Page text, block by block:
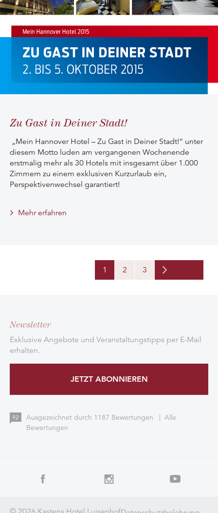
Zu Gast in Deiner Stadt!
„Mein Hannover Hotel – Zu Gast in Deiner Stadt!“ unter
diesem Motto luden am vergangenen Wochenende
erstmalig mehr als 30 Hotels mit insgesamt über 1.000
Zimmern zu einem exklusiven Kurzurlaub ein,
Perspektivenwechsel garantiert!
Mehr erfahren
1 2 3
Newsletter
Exklusive Angebote und Veranstaltungstipps per E-Mail
erhalten.
JETZT ABONNIEREN
92 Ausgezeichnet durch 1187 Bewertungen | Alle
Bewertungen